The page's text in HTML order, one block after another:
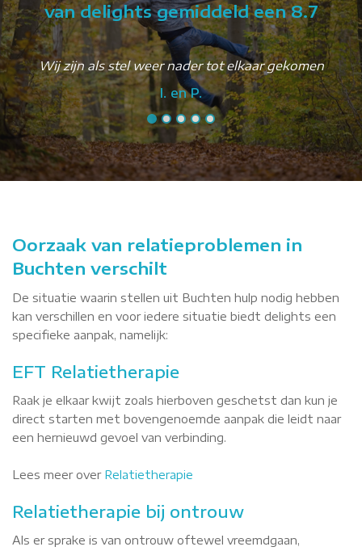
van delights gemiddeld een 8.7
Wij zijn als stel weer nader tot elkaar gekomen
I. en P.
Oorzaak van relatieproblemen in
Buchten verschilt
De situatie waarin stellen uit Buchten hulp nodig hebben
kan verschillen en voor iedere situatie biedt delights een
specifieke aanpak, namelijk:
EFT Relatietherapie
Raak je elkaar kwijt zoals hierboven geschetst dan kun je
direct starten met bovengenoemde aanpak die leidt naar
een hernieuwd gevoel van verbinding.
Lees meer over Relatietherapie
Relatietherapie bij ontrouw
Als er sprake is van ontrouw oftewel vreemdgaan,